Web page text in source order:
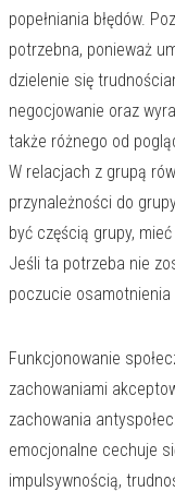
popełniania błędów.
potrzebna, ponieważ
dzielenie się
negocjowanie oraz
także różnego od
W relacjach z grupą
przynależności do
być częścią grupy,
Jeśli ta potrzeba nie
poczucie
Funkcjonowanie
zachowaniami
zachowania
emocjonalne cechuje
impulsywnością,